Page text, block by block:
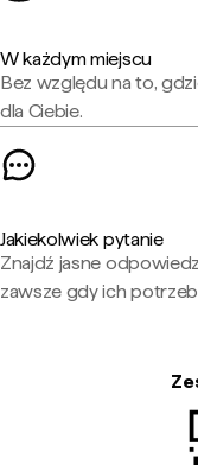
W każdym miejscu
Bez względu na to,
dla Ciebie.
Jakiekolwiek pytanie
Znajdź jasne
zawsze gdy ich